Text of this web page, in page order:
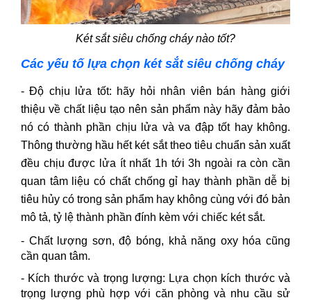
Két sắt siêu chống cháy nào tốt?
Các yếu tố lựa chọn két sắt siêu chống cháy
- Độ chịu lửa tốt: hãy hỏi nhân viên bán hàng giới
thiệu về chất liệu tạo nên sản phẩm này hãy đảm bảo
nó có thành phần chịu lửa và va đập tốt hay không.
Thông thường hầu hết két sắt theo tiêu chuẩn sản xuất
đều chịu được lửa ít nhất 1h tới 3h ngoài ra còn cần
quan tâm liệu có chất chống gỉ hay thành phần dễ bị
tiêu hủy có trong sản phẩm hay không cùng với đó bản
mô tả, tỷ lệ thành phần đính kèm với chiếc két sắt.
- Chất lượng sơn, độ bóng, khả năng oxy hóa cũng
cần quan tâm.
- Kích thước và trọng lượng: Lựa chọn kích thước và
trọng lượng phù hợp với căn phòng và nhu cầu sử